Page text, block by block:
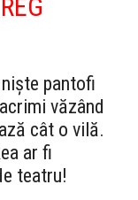
pantofi
văzând
cât o vilă.
ar fi
teatru!